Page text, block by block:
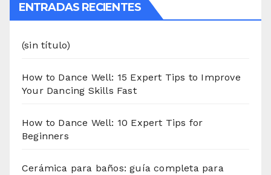
ENTRADAS RECIENTES
(sin título)
How to Dance Well: 15 Expert Tips to Improve
Your Dancing Skills Fast
How to Dance Well: 10 Expert Tips for
Beginners
Cerámica para baños: guía completa para